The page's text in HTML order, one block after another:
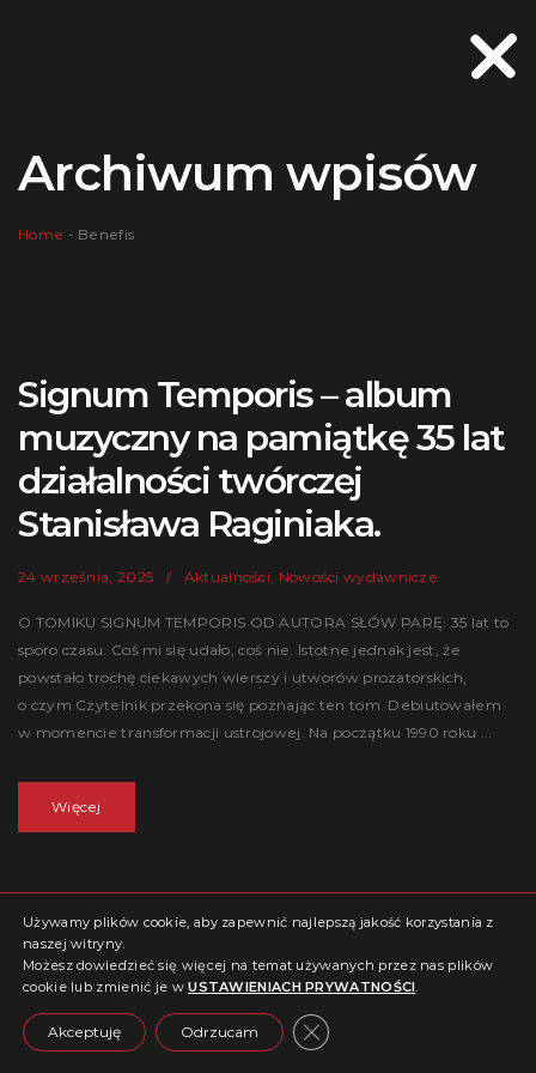
Archiwum wpisów
Home - Benefis
Signum Temporis – album
muzyczny na pamiątkę 35 lat
działalności twórczej
Stanisława Raginiaka.
24 września, 2025 Aktualności Nowości wydawnicze
O TOMIKU SIGNUM TEMPORIS OD AUTORA SŁÓW PARĘ: 35 lat to
sporo czasu. Coś mi się udało, coś nie. Istotne jednak jest, że
powstało trochę ciekawych wierszy i utworów prozatorskich,
o czym Czytelnik przekona się poznając ten tom. Debiutowałem
w momencie transformacji ustrojowej. Na początku 1990 roku ...
Więcej
Używamy plików cookie, aby zapewnić najlepszą jakość korzystania z
naszej witryny.
Możesz dowiedzieć się więcej na temat używanych przez nas plików
cookie lub zmienić je wUSTAWIENIACH PRYWATNOŚCI.
Akceptuję Odrzucam Close GDPR Cookie